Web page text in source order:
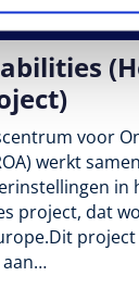
voor
werkt
in
project, dat
aan…